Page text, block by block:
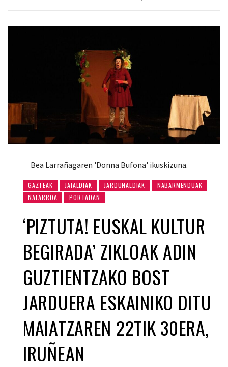
Bea Larrañagaren 'Donna Bufona' ikuskizuna.
GAZTEAK JAIALDIAK JARDUNALDIAK
NABARMENDUAK
NAFARROA
PORTADAN
‘PIZTUTA! EUSKAL KULTUR
BEGIRADA’ ZIKLOAK ADIN
GUZTIENTZAKO BOST
JARDUERA ESKAINIKO DITU
MAIATZAREN 22TIK 30ERA,
IRUÑEAN